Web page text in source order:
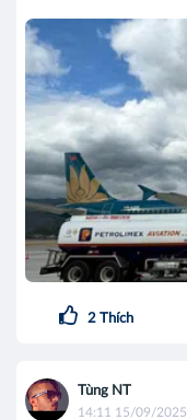
2 Thích
Tùng NT
14:11 15/09/2025